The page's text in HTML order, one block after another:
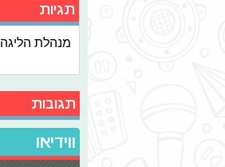
תגיות
מנהלת הליגה
תגובות
ווידיאו